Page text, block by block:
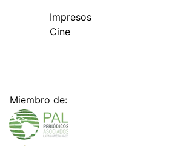
Impresos
Cine
Miembro de: